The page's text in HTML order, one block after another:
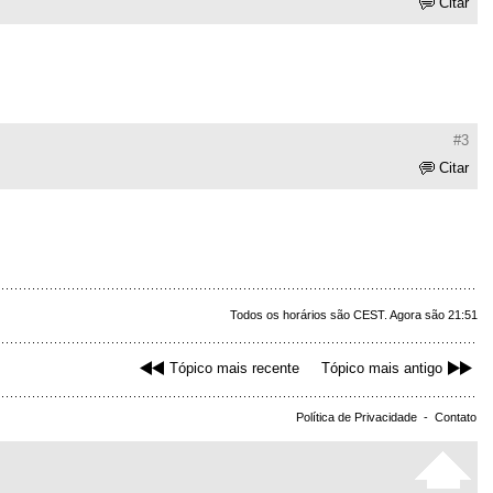
#3
Citar
Todos os horários são CEST. Agora são 21:51
Tópico mais recente Tópico mais antigo
Política de Privacidade - Contato